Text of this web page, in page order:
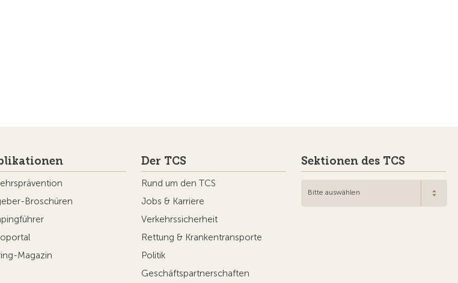
Broschüren
Magazin
Der TCS
Rund um den TCS
Jobs & Karriere
Verkehrssicherheit
Rettung & Krankentransporte
Politik
Geschäftspartnerschaften
Sektionen des TCS
Bitte auswählen